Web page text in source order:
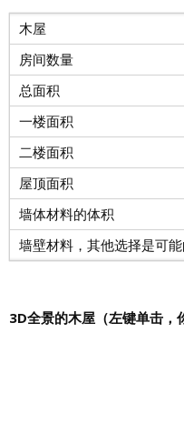
木屋
房间数量
总面积
一楼面积
二楼面积
屋顶面积
墙体材料的体积
墙壁材料，其他选择是可能
3D全景的木屋（左键单击，